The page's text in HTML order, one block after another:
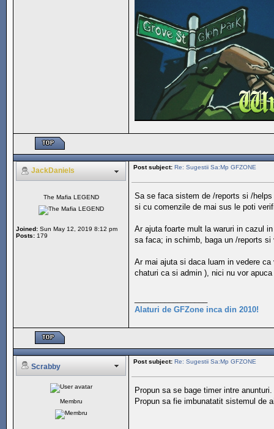
JackDaniels Post subject: Re: Sugestii Sa:Mp GFZONE
The Mafia LEGEND
Joined: Sun May 12, 2019 8:12 pm
Posts: 179
Sa se faca sistem de /reports si /
si cu comenzile de mai sus le poti
Ar ajuta foarte mult la waruri in cazul
sa faca; in schimb, baga un /reports
Ar mai ajuta si daca luam in vedere
chaturi ca si admin ), nici nu vor
Alaturi de GFZone inca din 2010!
Scrabby
Post subject: Re: Sugestii Sa:Mp GFZONE
Membru
Propun sa se bage timer intre anunturi.
Propun sa fie imbunatatit sistemul de